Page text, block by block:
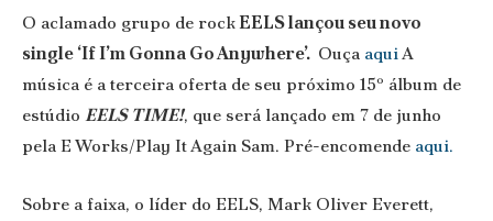
O aclamado grupo de rockEELS lançou seu novo
single ‘If I’m Gonna Go Anywhere’. Ouça aquiA
música é a terceira oferta de seu próximo 15º álbum de
estúdio EELS TIME!, que será lançado em 7 de junho
pela E Works/Play It Again Sam. Pré-encomende aqui.
Sobre a faixa, o líder do EELS, Mark Oliver Everett,